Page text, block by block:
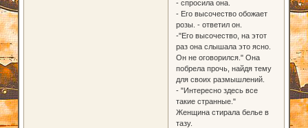
- спросила она.
- Его высочество обожает
розы. - ответил он.
-"Его высочество, на этот
раз она слышала это ясно.
Он не оговорился." Она
побрела прочь, найдя тему
для своих размышлений.
- "Интересно здесь все
такие странные."
Женщина стирала белье в
тазу.